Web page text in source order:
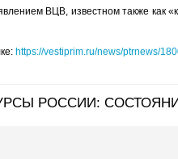
ВЦВ, известном также
https://vestiprim.ru/news/ptrnews/
РОССИИ: